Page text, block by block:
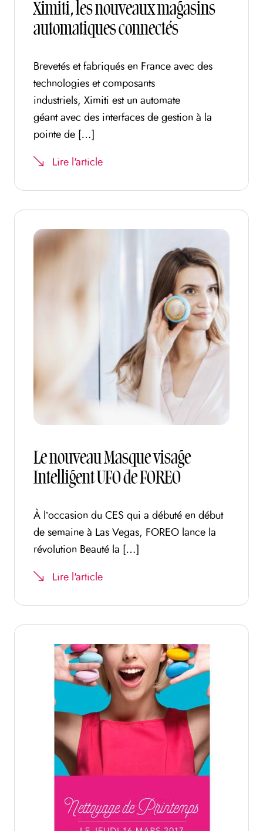
Ximiti, les nouveaux magasins
automatiques connectés
Brevetés et fabriqués en France avec des
technologies et composants
industriels, Ximiti est un automate
géant avec des interfaces de gestion à la
pointe de […]
Lire l'article
Le nouveau Masque visage
Intelligent UFO de FOREO
À l’occasion du CES qui a débuté en début
de semaine à Las Vegas, FOREO lance la
révolution Beauté la […]
Lire l'article